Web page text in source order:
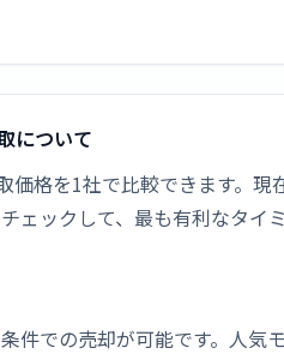
について
格を1社で比較できます。現
ェックして、最も有利なタイ
件での売却が可能です。人気